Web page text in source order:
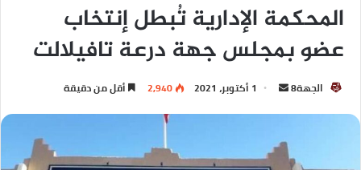
المحكمة الإدارية تُبطل إنتخاب
عضو بمجلس جهة درعة تافيلالت
الجهة8 1 أكتوبر، 2021 2,940 أقل من دقيقة